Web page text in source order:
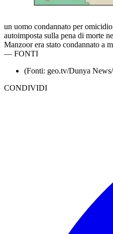
un uomo condannato per
autoimposta sulla pena di morte
Manzoor era stato condannato a
— FONTI
(Fonti: geo.tv/Dunya
CONDIVIDI